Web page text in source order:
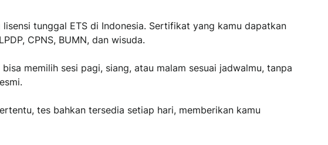
tunggal ETS di Indonesia. Sertifikat yang kamu dapatkan
CPNS, BUMN, dan wisuda.
memilih sesi pagi, siang, atau malam sesuai jadwalmu, tanpa
tes bahkan tersedia setiap hari, memberikan kamu